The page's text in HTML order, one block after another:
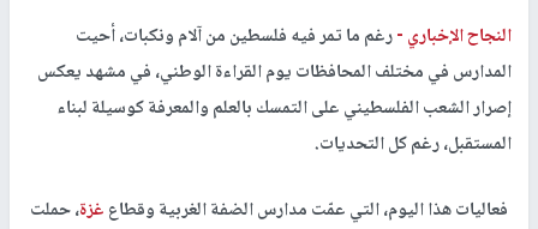
النجاح الإخباري -رغم ما تمر فيه فلسطين من آلام ونكبات، أحيت
المدارس في مختلف المحافظات يوم القراءة الوطني، في مشهد يعكس
إصرار الشعب الفلسطيني على التمسك بالعلم والمعرفة كوسيلة لبناء
المستقبل، رغم كل التحديات.
فعاليات هذا اليوم، التي عمّت مدارس الضفة الغربية وقطاعغزة، حملت